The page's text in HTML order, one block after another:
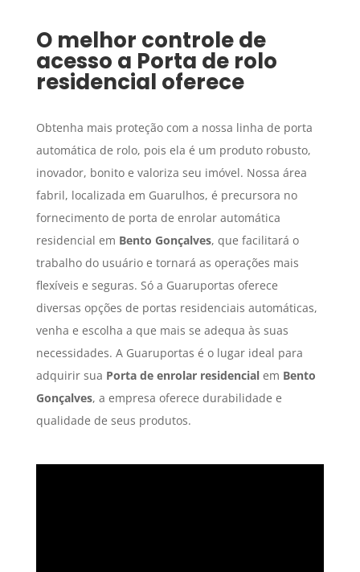
O melhor controle de
acesso a Porta de rolo
residencial oferece
Obtenha mais proteção com a nossa linha de porta
automática de rolo, pois ela é um produto robusto,
inovador, bonito e valoriza seu imóvel. Nossa área
fabril, localizada em Guarulhos, é precursora no
fornecimento de porta de enrolar automática
residencial em Bento Gonçalves, que facilitará o
trabalho do usuário e tornará as operações mais
flexíveis e seguras. Só a Guaruportas oferece
diversas opções de portas residenciais automáticas,
venha e escolha a que mais se adequa às suas
necessidades. A Guaruportas é o lugar ideal para
adquirir sua Porta de enrolar residencialem Bento
Gonçalves, a empresa oferece durabilidade e
qualidade de seus produtos.